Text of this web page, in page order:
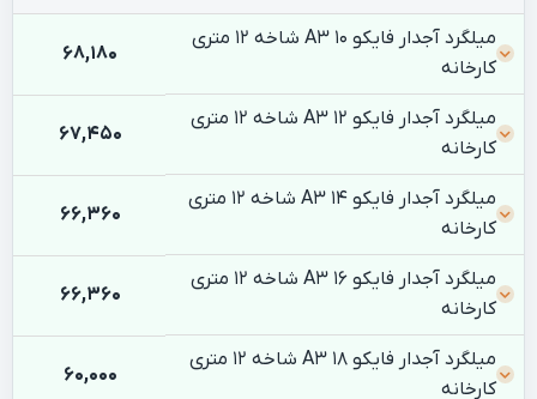
میلگرد آجدار فایکو 10 A3 شاخه 12 متری
کارخانه
68,180
میلگرد آجدار فایکو 12 A3 شاخه 12 متری
کارخانه
67,450
میلگرد آجدار فایکو 14 A3 شاخه 12 متری
کارخانه
66,360
میلگرد آجدار فایکو 16 A3 شاخه 12 متری
کارخانه
66,360
میلگرد آجدار فایکو 18 A3 شاخه 12 متری
کارخانه
60,000